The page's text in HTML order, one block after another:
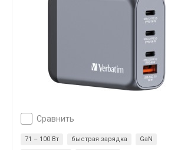
сравнить
71 – 100 Вт быстрая зарядка
GaN